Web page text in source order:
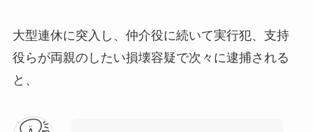
大型連休に突入し、仲介役に続いて実行犯、支持
役らが両親のしたい損壊容疑で次々に逮捕される
と、